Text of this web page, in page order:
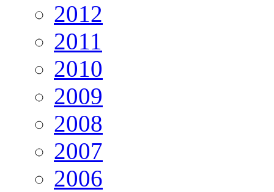
2012
2011
2010
2009
2008
2007
2006